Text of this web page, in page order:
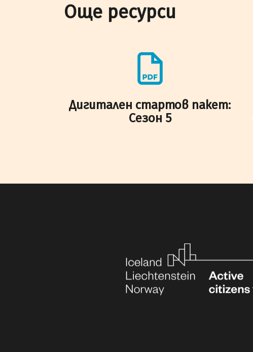
Още ресурси
Дигитален стартов пакет:
Сезон 5